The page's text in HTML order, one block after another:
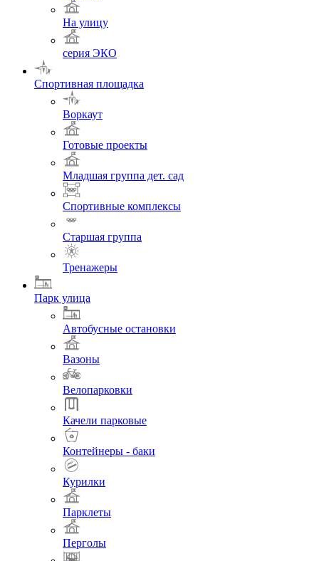
На улицу
серия ЭКО
Спортивная площадка
Воркаут
Готовые проекты
Младшая группа дет. сад
Спортивные комплексы
Старшая группа
Тренажеры
Парк улица
Автобусные остановки
Вазоны
Велопарковки
Качели парковые
Контейнеры - баки
Курилки
Парклеты
Перголы